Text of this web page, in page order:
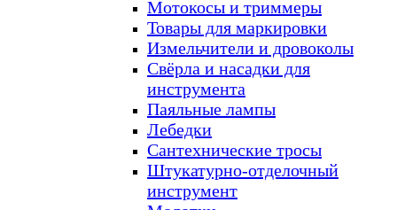
Мотокосы и триммеры
Товары для маркировки
Измельчители и дровоколы
Свёрла и насадки для
инструмента
Паяльные лампы
Лебедки
Сантехнические тросы
Штукатурно-отделочный
инструмент